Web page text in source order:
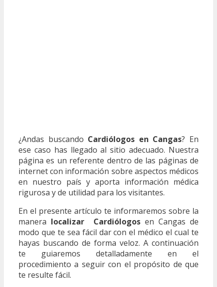
¿Andas buscando Cardiólogos en Cangas? En
ese caso has llegado al sitio adecuado. Nuestra
página es un referente dentro de las páginas de
internet con información sobre aspectos médicos
en nuestro país y aporta información médica
rigurosa y de utilidad para los visitantes.
En el presente artículo te informaremos sobre la
manera localizar Cardiólogosen Cangas de
modo que te sea fácil dar con el médico el cual te
hayas buscando de forma veloz. A continuación
te guiaremos detalladamente en el
procedimiento a seguir con el propósito de que
te resulte fácil.